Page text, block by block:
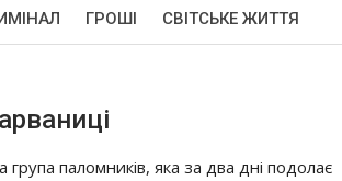
ГРОШІ СВІТСЬКЕ ЖИТТЯ
група паломників, яка за два дні подолає